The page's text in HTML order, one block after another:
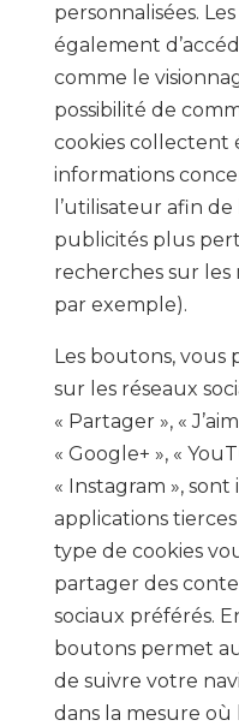
personnalisées.
également
comme le
possibilité de
cookies collectent
informations
l’utilisateur afin
publicités plus
recherches sur
par exemple).
Les boutons,
sur les réseaux
« Partager », «
« Google+ », «
« Instagram »,
applications
type de cookies
partager des
sociaux préférés.
boutons permet
de suivre votre
dans la mesure